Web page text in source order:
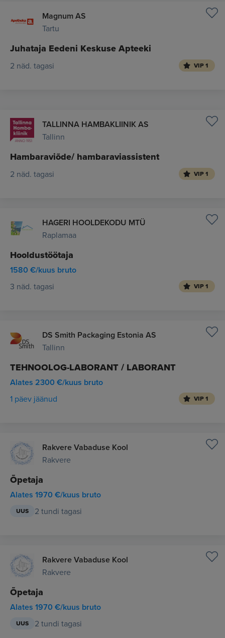
Magnum AS
Tartu
Juhataja Eedeni Keskuse Apteeki
2 näd. tagasi VIP 1
TALLINNA HAMBAKLIINIK AS
Tallinn
Hambaraviõde/ hambaraviassistent
2 näd. tagasi VIP 1
HAGERI HOOLDEKODU MTÜ
Raplamaa
Hooldustöötaja
1580 €/kuus bruto
3 näd. tagasi VIP 1
DS Smith Packaging Estonia AS
Tallinn
TEHNOOLOG-LABORANT / LABORANT
Alates 2300 €/kuus bruto
1 päev jäänud VIP 1
Rakvere Vabaduse Kool
Rakvere
Õpetaja
Alates 1970 €/kuus bruto
UUS 2 tundi tagasi
Rakvere Vabaduse Kool
Rakvere
Õpetaja
Alates 1970 €/kuus bruto
UUS 2 tundi tagasi